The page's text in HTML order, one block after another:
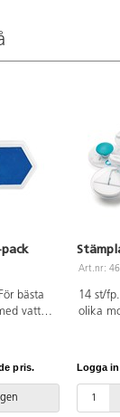
bästa
vatten
pris.
Art.nr:
14 st/
olika
Logga